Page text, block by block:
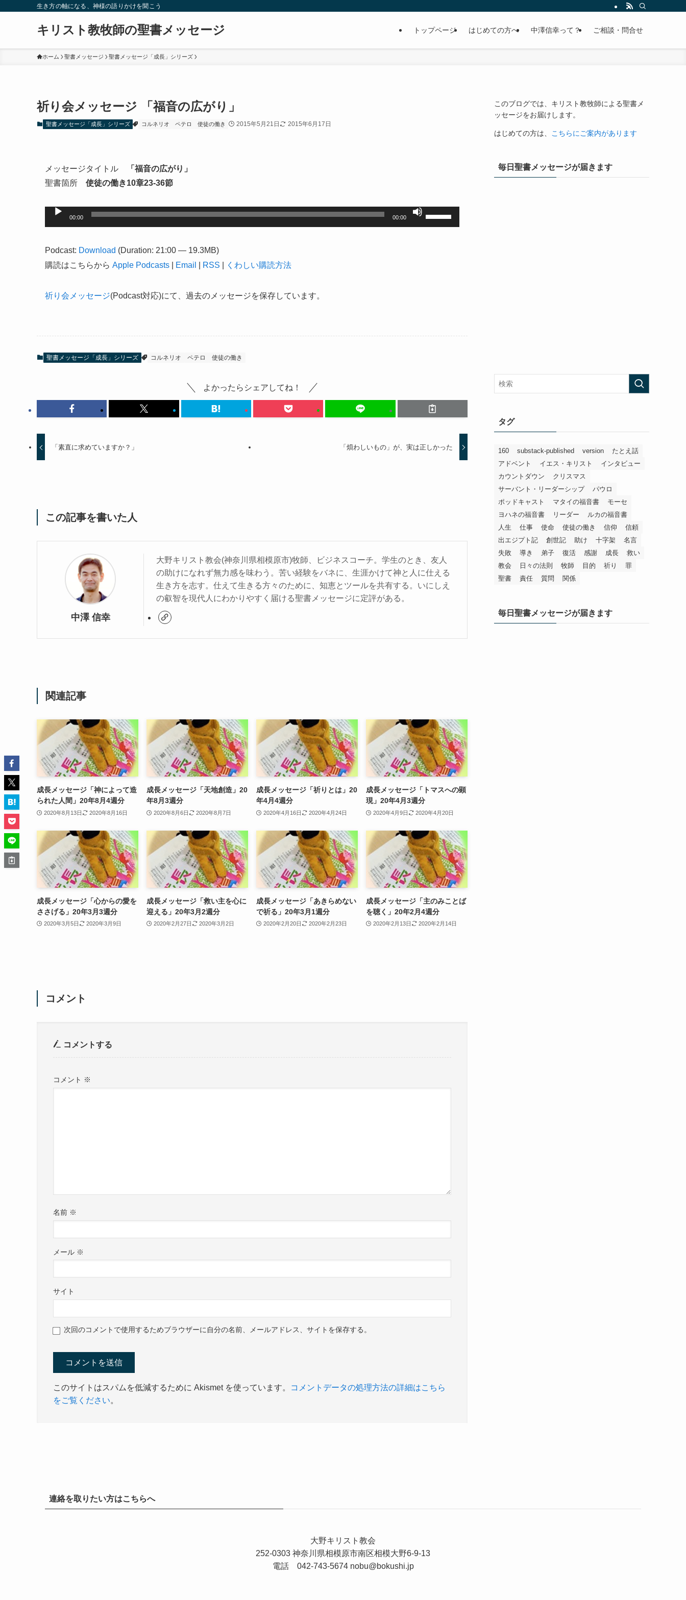
生き方の軸になる、神様の語りかけを聞こう
キリスト教牧師の聖書メッセージ トップページ はじめての方へ 中澤信幸って？ ご相談・問合せ
ホーム 聖書メッセージ 聖書メッセージ「成長」シリーズ
祈り会メッセージ 「福音の広がり」
聖書メッセージ「成長」シリーズ コルネリオ ペテロ 使徒の働き 2015年5月21日 2015年6月17日
メッセージタイトル
「福音の広がり」
聖書箇所 使徒の働き10章23-36節
声
ー
ー
00:00 00:00
ボ
リ
キ
ー
Podcast: Download (Duration: 21:00 — 19.3MB)
購読はこちらから Apple Podcasts Email RSS くわしい購読方法
祈り会メッセージ(Podcast対応)にて、過去のメッセージを保存しています。
聖書メッセージ「成長」シリーズ コルネリオ ペテロ 使徒の働き
よかったらシェアしてね！
「素直に求めていますか？」 「煩わしいもの」が、実は正しかった
この記事を書いた人
中澤 信幸
大野キリスト教会(神奈川県相模原市)牧師、ビジネスコーチ。学生のとき、友人
の助けになれず無力感を味わう。苦い経験をバネに、生涯かけて神と人に仕える
生き方を志す。仕えて生きる方々のために、知恵とツールを共有する。いにしえ
の叡智を現代人にわかりやすく届ける聖書メッセージに定評がある。
関連記事
成長メッセージ「神によって造
られた人間」20年8月4週分
2020年8月13日 2020年8月16日
成長メッセージ「天地創造」20
年8月3週分
2020年8月6日 2020年8月7日
成長メッセージ「祈りとは」20
年4月4週分
2020年4月16日 2020年4月24日
成長メッセージ「トマスへの顕
現」20年4月3週分
2020年4月9日 2020年4月20日
成長メッセージ「心からの愛を
ささげる」20年3月3週分
2020年3月5日 2020年3月9日
成長メッセージ「救い主を心に
迎える」20年3月2週分
2020年2月27日 2020年3月2日
成長メッセージ「あきらめない
で祈る」20年3月1週分
2020年2月20日 2020年2月23日
成長メッセージ「主のみことば
を聴く」20年2月4週分
2020年2月13日 2020年2月14日
コメント
コメントする
コメント ※
名前 ※
メール ※
サイト
次回のコメントで使用するためブラウザーに自分の名前、メールアドレス、サイトを保存する。
このサイトはスパムを低減するために Akismet を使っています。
コメントデータの処理方法の詳細はこちら
をご覧ください。
このブログでは、キリスト教牧師による聖書メ
ッセージをお届けします。
はじめての方は、 こちらにご案内があります
毎日聖書メッセージが届きます
タグ
160 substack-published version
たとえ話
アドベント
イエス・キリスト
インタビュー
カウントダウン
クリスマス
サーバント・リーダーシップ
パウロ
ポッドキャスト
マタイの福音書
モーセ
ヨハネの福音書
リーダー
ルカの福音書
人生
仕事 使命 使徒の働き 信仰
信頼
出エジプト記
創世記 助け 十字架
名言
失敗
導き 弟子 復活 感謝 成長
救い
教会
日々の法則 牧師 目的 祈り
罪
聖書
責任 質問 関係
毎日聖書メッセージが届きます
連絡を取りたい方はこちらへ
大野キリスト教会
252-0303 神奈川県相模原市南区相模大野6-9-13
電話 042-743-5674nobu@bokushi.jp